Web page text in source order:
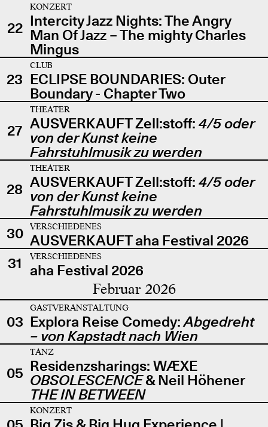
22
KONZERT
Intercity Jazz Nights: The Angry
Man Of Jazz – The mighty Charles
Mingus
23
CLUB
ECLIPSE BOUNDARIES: Outer
Boundary - Chapter Two
27
THEATER
AUSVERKAUFT Zell:stoff: 4/5 oder
von der Kunst keine
Fahrstuhlmusik zu werden
28
THEATER
AUSVERKAUFT Zell:stoff: 4/5 oder
von der Kunst keine
Fahrstuhlmusik zu werden
30
VERSCHIEDENES
AUSVERKAUFT aha Festival 2026
31
VERSCHIEDENES
aha Festival 2026
Februar 2026
03
GASTVERANSTALTUNG
Explora Reise Comedy:Abgedreht
– von Kapstadt nach Wien
05
TANZ
Residenzsharings: WÆXE
OBSOLESCENCE& Neil Höhener
THE IN BETWEEN
KONZERT